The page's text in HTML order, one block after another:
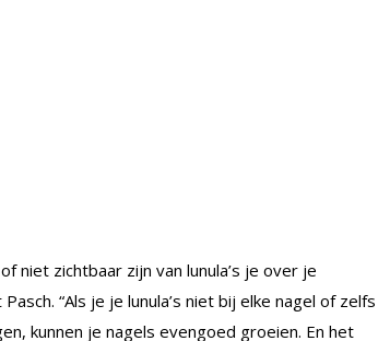
niet zichtbaar zijn van lunula’s je over je
“Als je je lunula’s niet bij elke nagel of zelfs
kunnen je nagels evengoed groeien. En het